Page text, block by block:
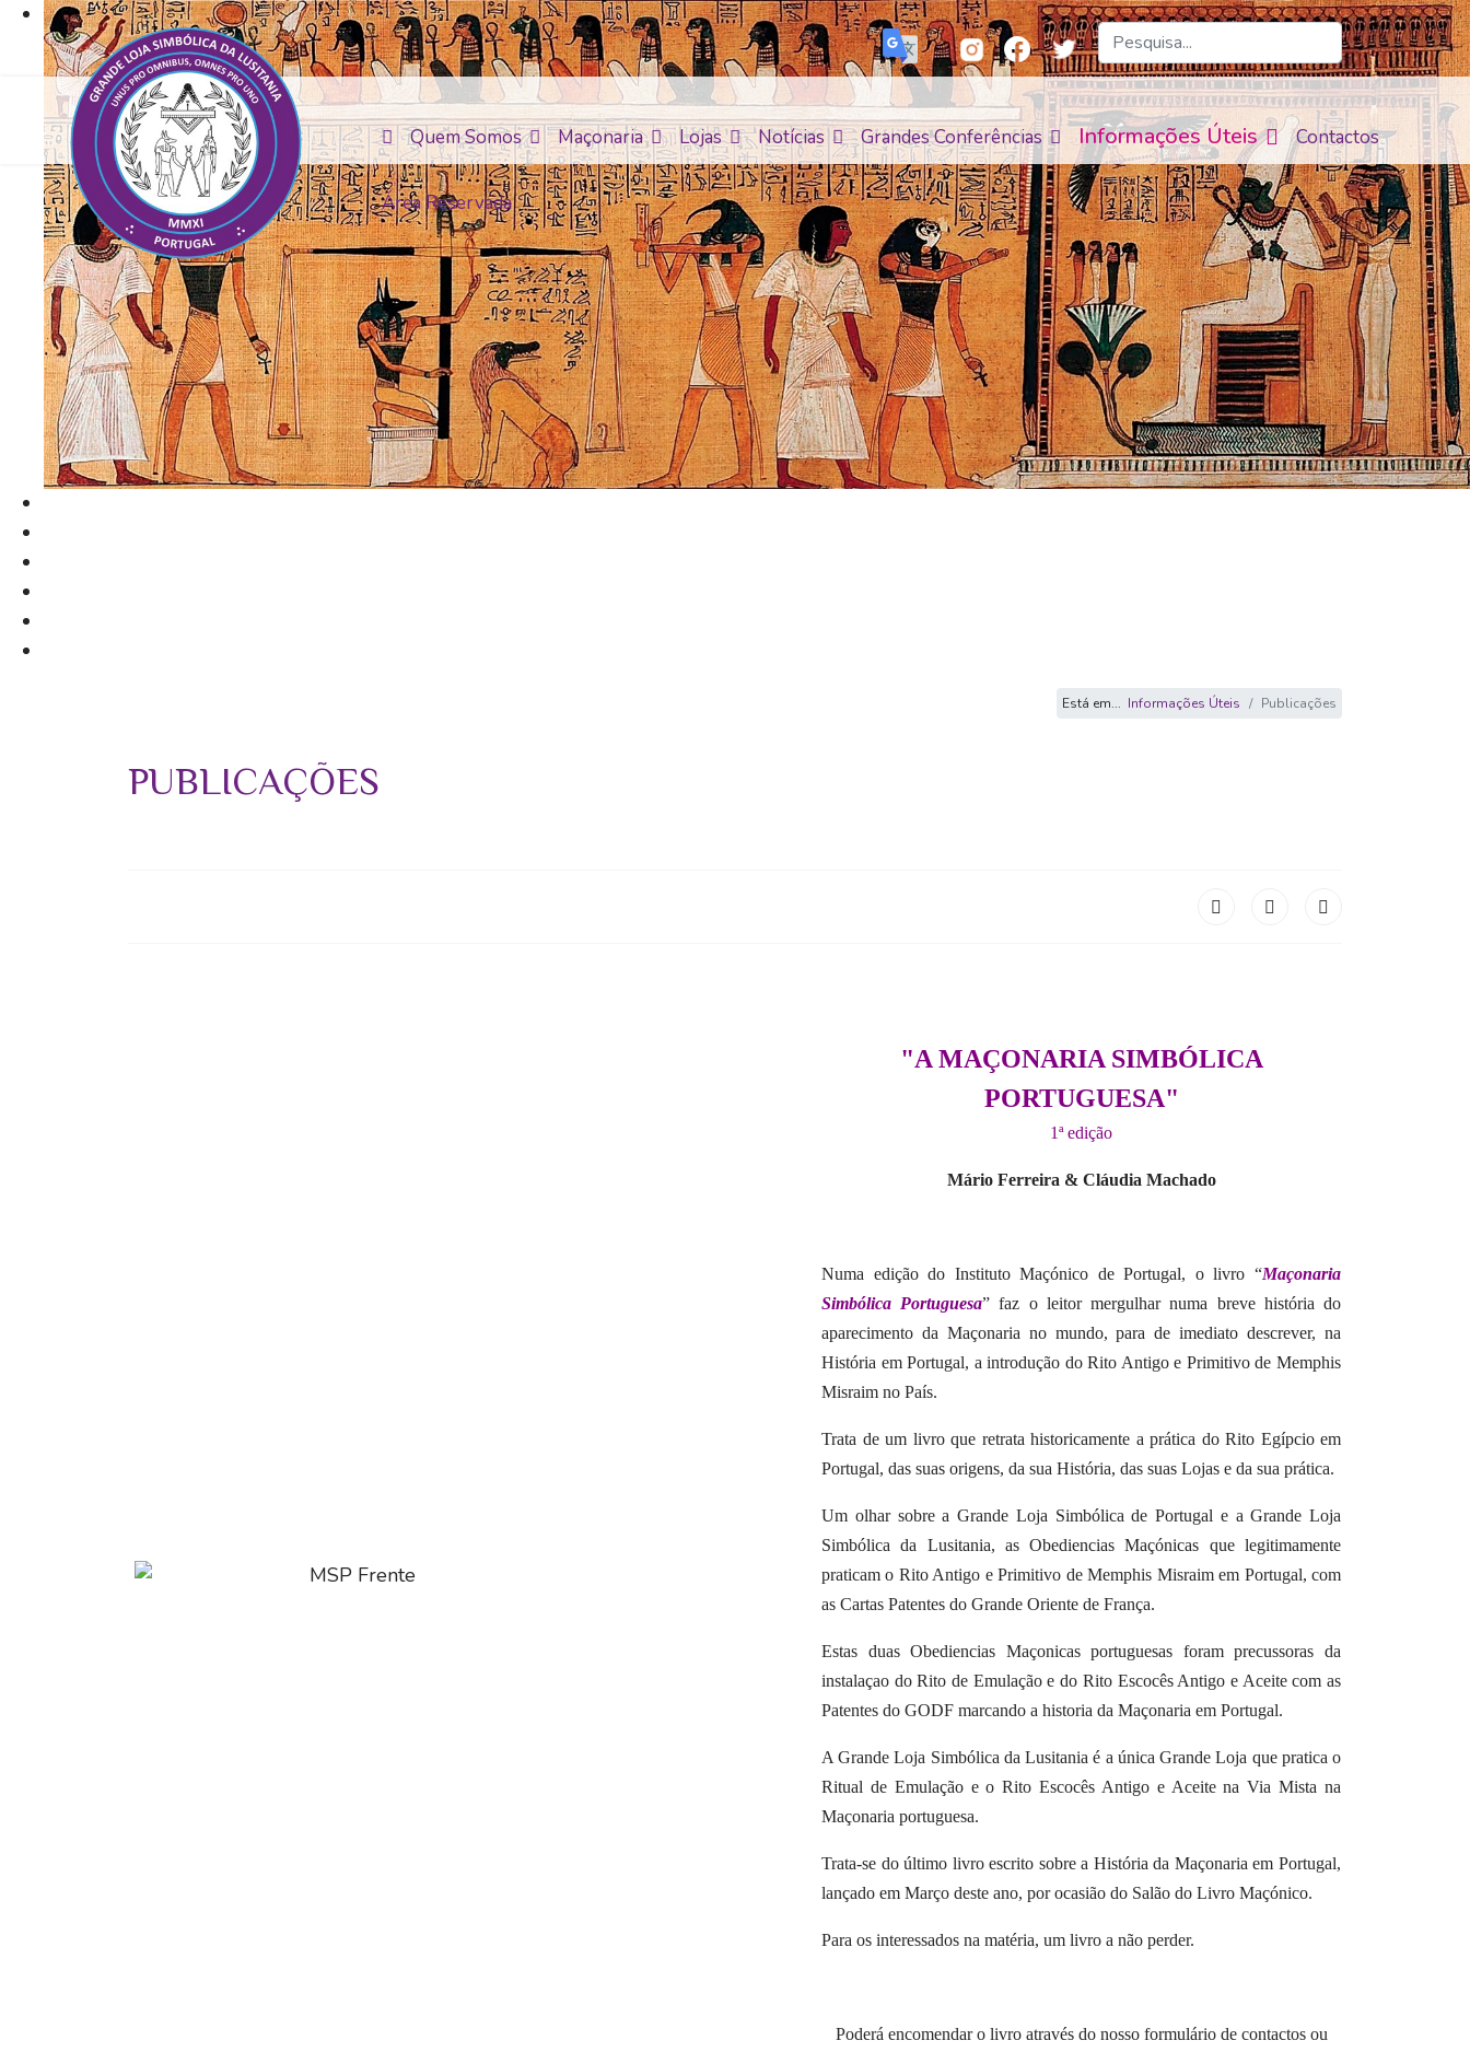
Quem Somos Maçonaria Lojas Notícias Grandes Conferências Informações Úteis Contactos
Área Reservada
Está em... Informações Úteis Publicações
PUBLICAÇÕES
"A MAÇONARIA SIMBÓLICA
PORTUGUESA"
1ª edição
Mário Ferreira & Cláudia Machado
Numa edição do Instituto Maçónico de Portugal, o livro “Maçonaria
Simbólica Portuguesa” faz o leitor mergulhar numa breve história do
aparecimento da Maçonaria no mundo, para de imediato descrever, na
História em Portugal, a introdução do Rito Antigo e Primitivo de Memphis
Misraim no País.
Trata de um livro que retrata historicamente a prática do Rito Egípcio em
Portugal, das suas origens, da sua História, das suas Lojas e da sua prática.
Um olhar sobre a Grande Loja Simbólica de Portugal e a Grande Loja
Simbólica da Lusitania, as Obediencias Maçónicas que legitimamente
praticam o Rito Antigo e Primitivo de Memphis Misraim em Portugal, com
as Cartas Patentes do Grande Oriente de França.
Estas duas Obediencias Maçonicas portuguesas foram precussoras da
instalaçao do Rito de Emulação e do Rito Escocês Antigo e Aceite com as
Patentes do GODF marcando a historia da Maçonaria em Portugal.
A Grande Loja Simbólica da Lusitania é a única Grande Loja que pratica o
Ritual de Emulação e o Rito Escocês Antigo e Aceite na Via Mista na
Maçonaria portuguesa.
Trata-se do último livro escrito sobre a História da Maçonaria em Portugal,
lançado em Março deste ano, por ocasião do Salão do Livro Maçónico.
Para os interessados na matéria, um livro a não perder.
Poderá encomendar o livro através do nosso formulário de contactos ou